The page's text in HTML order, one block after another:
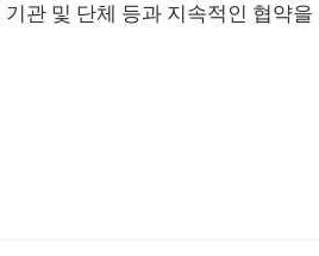
관 및 단체 등과 지속적인 협약